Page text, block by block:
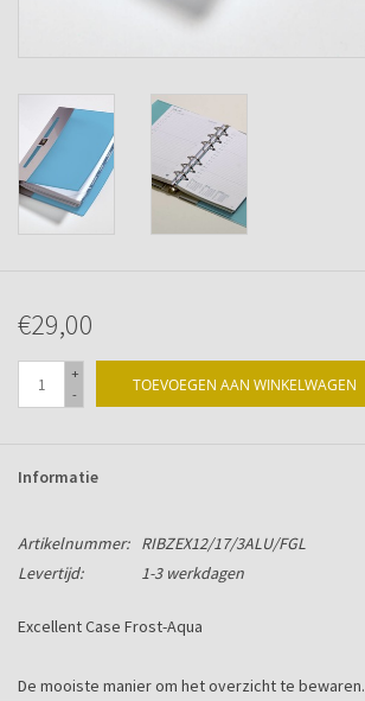
€29,00
+
-
TOEVOEGEN AAN WINKELWAGEN
Informatie
Artikelnummer:
RIBZEX12/17/3ALU/FGL
Levertijd:
1-3 werkdagen
Excellent Case Frost-Aqua
De mooiste manier om het overzicht te bewaren.